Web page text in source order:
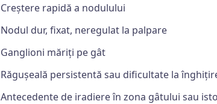
Creștere rapidă a nodulului
Nodul dur, fixat, neregulat la palpare
Ganglioni măriți pe gât
Răgușeală persistentă sau dificultate la
Antecedente de iradiere în zona gâtului sau